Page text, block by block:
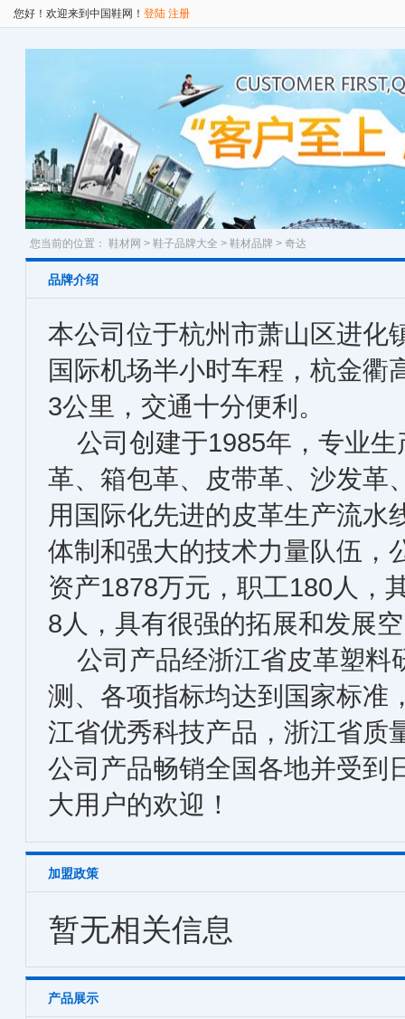
您好！欢迎来到中国鞋网！ 登陆 注册
您当前的位置： 鞋材网 > 鞋子品牌大全 > 鞋材品牌 > 奇达
品牌介绍
本公司位于杭州市萧山区进化
国际机场半小时车程，杭金衢
3公里，交通十分便利。
公司创建于1985年，专业生
革、箱包革、皮带革、沙发革
用国际化先进的皮革生产流水
体制和强大的技术力量队伍，
资产1878万元，职工180人，
8人，具有很强的拓展和发展
公司产品经浙江省皮革塑料
测、各项指标均达到国家标准
江省优秀科技产品，浙江省质
公司产品畅销全国各地并受到
大用户的欢迎！
加盟政策
暂无相关信息
产品展示